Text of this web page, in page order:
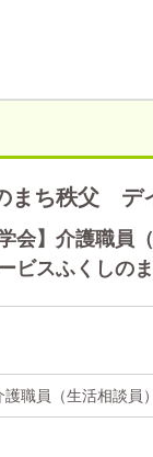
ち秩父 デ
会】介護職
スふくしの
職員（生活相談員）